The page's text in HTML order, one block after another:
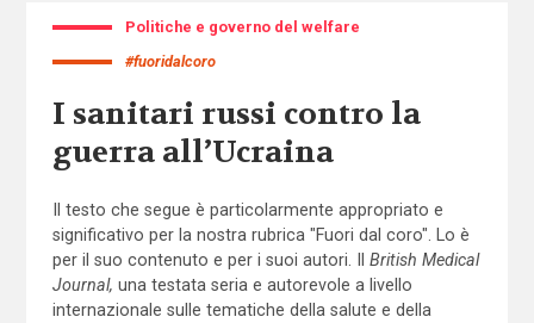
Politiche e governo del welfare
#fuoridalcoro
I sanitari russi contro la
guerra all’Ucraina
Il testo che segue è particolarmente appropriato e
significativo per la nostra rubrica "Fuori dal coro". Lo è
per il suo contenuto e per i suoi autori. Il British Medical
Journal, una testata seria e autorevole a livello
internazionale sulle tematiche della salute e della